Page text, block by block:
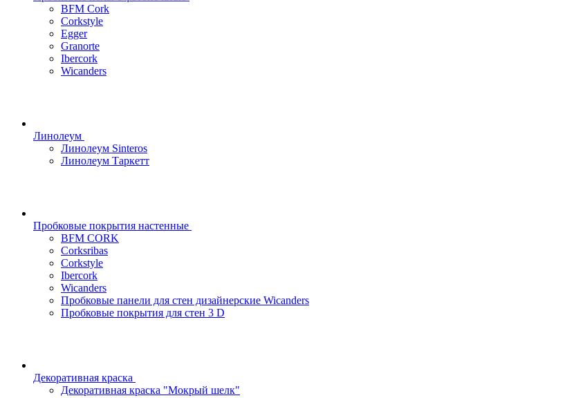
BFM Cork
Corkstyle
Egger
Granorte
Ibercork
Wicanders
Линолеум
Линолеум Sinteros
Линолеум Таркетт
Пробковые покрытия настенные
BFM CORK
Corksribas
Corkstyle
Ibercork
Wicanders
Пробковые панели для стен дизайнерские Wicanders
Пробковые покрытия для стен 3 D
Декоративная краска
Декоративная краска "Мокрый шелк"